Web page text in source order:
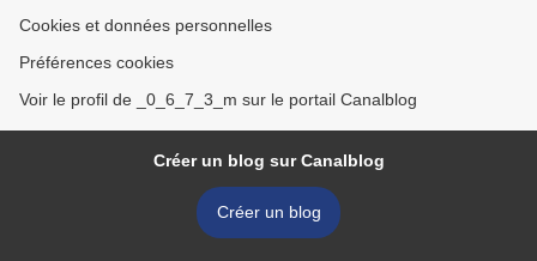
Cookies et données personnelles
Préférences cookies
Voir le profil de _0_6_7_3_m sur le portail Canalblog
Créer un blog sur Canalblog
Créer un blog